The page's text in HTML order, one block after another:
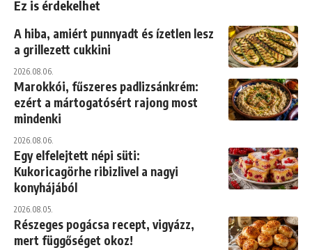
Ez is érdekelhet
A hiba, amiért punnyadt és ízetlen lesz
a grillezett cukkini
2026.08.06.
Marokkói, fűszeres padlizsánkrém:
ezért a mártogatósért rajong most
mindenki
2026.08.06.
Egy elfelejtett népi süti:
Kukoricagörhe ribizlivel a nagyi
konyhájából
2026.08.05.
Részeges pogácsa recept, vigyázz,
mert függőséget okoz!